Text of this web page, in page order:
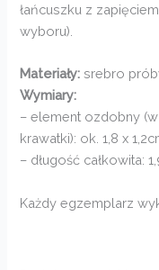
łańcuszku z
wyboru).
Materiały: srebro
Wymiary:
– element ozdobny
krawatki): ok. 1,8 x
– długość całkowita:
Każdy egzemplarz